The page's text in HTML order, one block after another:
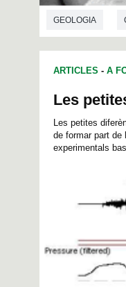
GEOLOGIA
ARTICLES - A
Les
Les petites
de formar part de
experimentals